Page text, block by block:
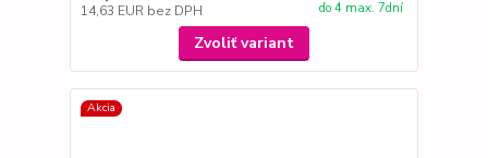
14,63 EUR bez DPH do 4 max. 7dní
Zvoliť variant
Akcia